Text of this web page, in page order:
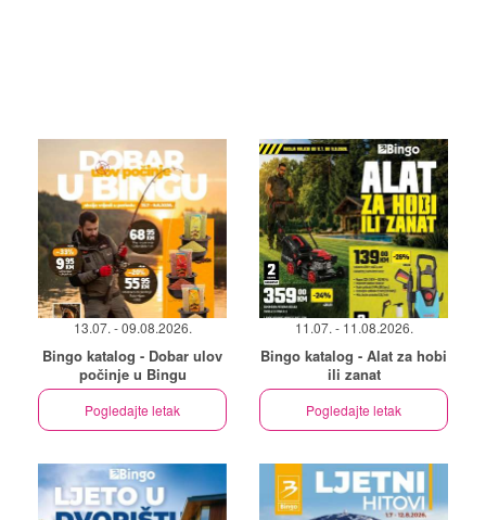
13.07. - 09.08.2026.
Bingo katalog - Dobar ulov
počinje u Bingu
Pogledajte letak
11.07. - 11.08.2026.
Bingo katalog - Alat za hobi
ili zanat
Pogledajte letak